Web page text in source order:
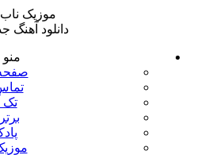
موزیک ناب
دانلود آهنگ
منو
تک